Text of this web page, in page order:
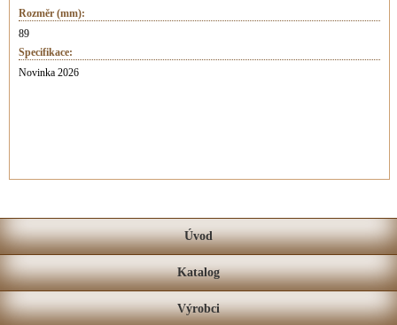
Rozměr (mm):
89
Specifikace:
Novinka 2026
Úvod
Katalog
Výrobci